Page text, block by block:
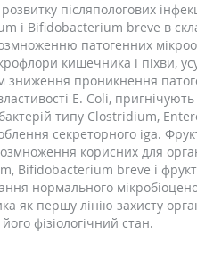
післяпологових
і Bifidobacterium breve в
патогенних
кишечника і піхви,
проникнення
Е. Coli,
типу Clostridium,
секреторного iga.
корисних для
Bifidobacterium breve і
нормального
першу лінію захисту
фізіологічний стан.